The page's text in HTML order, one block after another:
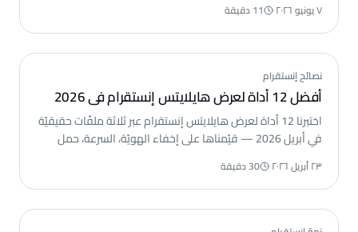
يبقون.
٧ يونيو ٢٠٢٦ · 11 دقيقة
نصائح إنستقرام
أفضل 12 أداة لعرض هايلايتس إنستقرام في 2026
اختبرنا 12 أداة لعرض هايلايتس إنستقرام عبر ثلاثة ملفّات حقيقيّة
في أبريل 2026 — قيّمناها على إخفاء الهويّة، السرعة، حمل
InstaNavigation الأفضل للجوّال، FastDl يتصدّر تحميل 4K.
٢٣ أبريل ٢٠٢٦ · 30 دقيقة